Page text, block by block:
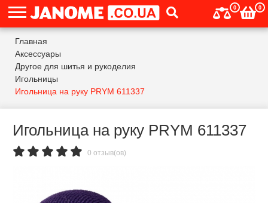
0 0
Главная
Аксессуары
Другое для шитья и рукоделия
Игольницы
Игольница на руку PRYM 611337
Игольница на руку PRYM 611337
0 отзыв(ов)